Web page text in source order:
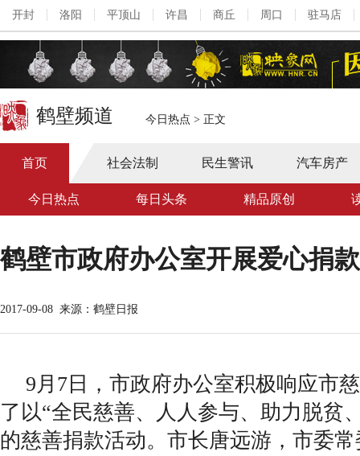
开封 洛阳 平顶山 许昌 商丘 周口 驻马店
鹤壁频道 今日热点 > 正文
首页 社会法制 民生警讯 汽车房产
今日热点 每日头条 精品原创
鹤壁市政府办公室开展爱心捐
2017-09-08 来源：鹤壁日报
9月7日，市政府办公室积极响应市
了以“全民慈善、人人参与、助力脱贫
的慈善捐款活动。市长唐远游，市委